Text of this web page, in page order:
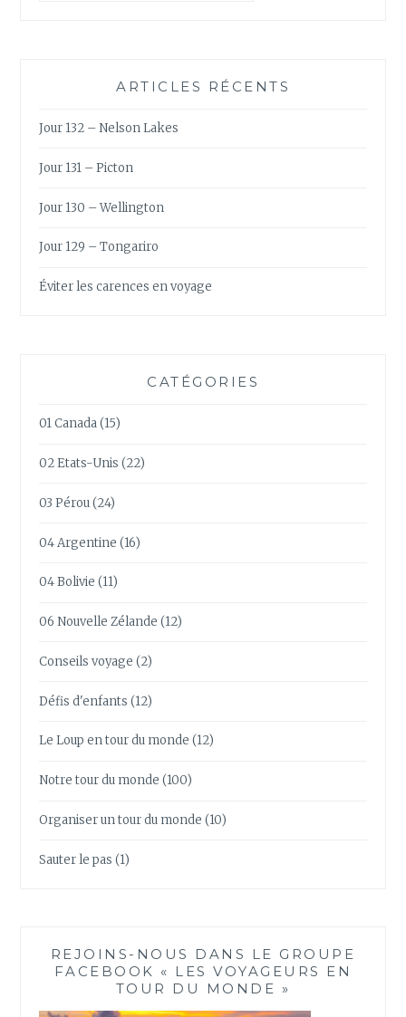
ARTICLES RÉCENTS
Jour 132 – Nelson Lakes
Jour 131 – Picton
Jour 130 – Wellington
Jour 129 – Tongariro
Éviter les carences en voyage
CATÉGORIES
01 Canada(15)
02 Etats-Unis (22)
03 Pérou(24)
04 Argentine (16)
04 Bolivie (11)
06 Nouvelle Zélande (12)
Conseils voyage (2)
Défis d'enfants (12)
Le Loup en tour du monde (12)
Notre tour du monde (100)
Organiser un tour du monde (10)
Sauter le pas (1)
REJOINS-NOUS DANS LE GROUPE
FACEBOOK « LES VOYAGEURS EN
TOUR DU MONDE »